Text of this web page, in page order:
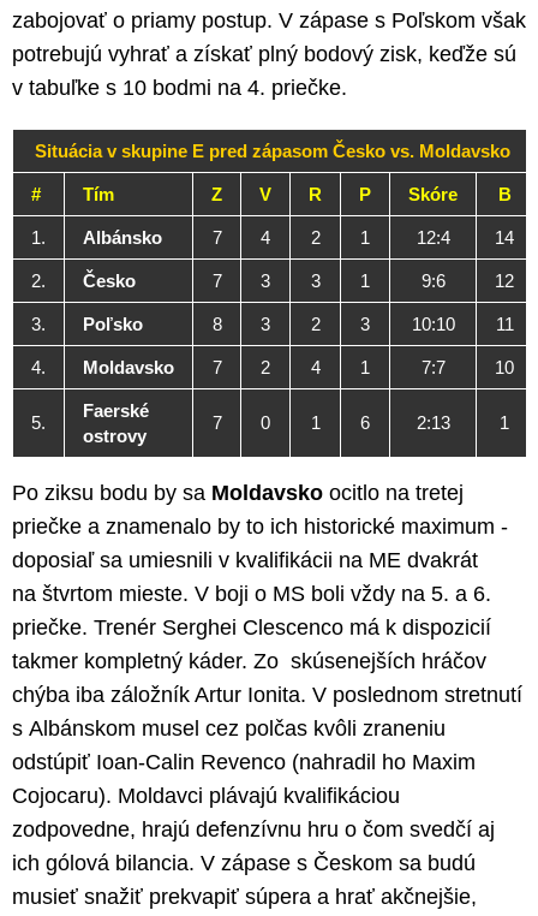
zabojovať o priamy postup. V zápase s Poľskom však
potrebujú vyhrať a získať plný bodový zisk, keďže sú
v tabuľke s 10 bodmi na 4. priečke.
Situácia v skupine E pred zápasom Česko vs. Moldavsko
# Tím Z V R P Skóre B
1. Albánsko 7 4 2 1 12:4 14
2. Česko 7 3 3 1 9:6 12
3. Poľsko 8 3 2 3 10:10 11
4. Moldavsko 7 2 4 1 7:7 10
5.
Faerské
ostrovy
7 0 1 6 2:13 1
Po ziksu bodu by sa Moldavsko ocitlo na tretej
priečke a znamenalo by to ich historické maximum -
doposiaľ sa umiesnili v kvalifikácii na ME dvakrát
na štvrtom mieste. V boji o MS boli vždy na 5. a 6.
priečke. Trenér Serghei Clescenco má k dispozicií
takmer kompletný káder. Zo skúsenejších hráčov
chýba iba záložník Artur Ionita. V poslednom stretnutí
s Albánskom musel cez polčas kvôli zraneniu
odstúpiť Ioan-Calin Revenco (nahradil ho Maxim
Cojocaru). Moldavci plávajú kvalifikáciou
zodpovedne, hrajú defenzívnu hru o čom svedčí aj
ich gólová bilancia. V zápase s Českom sa budú
musieť snažiť prekvapiť súpera a hrať akčnejšie,